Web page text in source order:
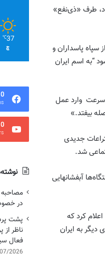
طرف «ذی‌نفع»
برای دور زدن تحریم از سپاه پاسداران و
“به اسم ایران
سرعت وارد عمل
بیفتد.»
جدیدی
شد.
آبفشانهایی
مسلح اعلام کرد که
به ایران
37
℃
چ
0
0
در
پشت
ناظر از
فعال
2026